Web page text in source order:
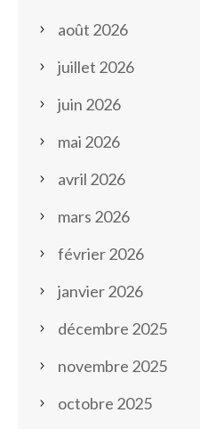
août 2026
juillet 2026
juin 2026
mai 2026
avril 2026
mars 2026
février 2026
janvier 2026
décembre 2025
novembre 2025
octobre 2025